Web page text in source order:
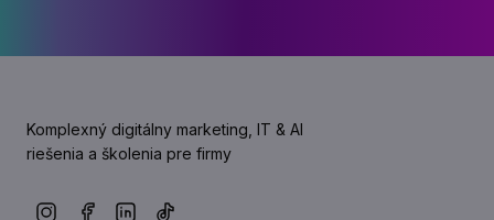
Komplexný digitálny marketing, IT & AI
riešenia a školenia pre firmy